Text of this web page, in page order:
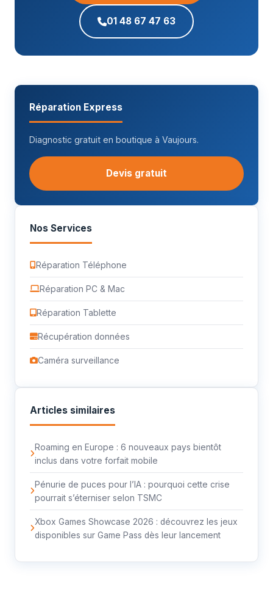
01 48 67 47 63
Réparation Express
Diagnostic gratuit en boutique à Vaujours.
Devis gratuit
Nos Services
Réparation Téléphone
Réparation PC & Mac
Réparation Tablette
Récupération données
Caméra surveillance
Articles similaires
Roaming en Europe : 6 nouveaux pays bientôt
inclus dans votre forfait mobile
Pénurie de puces pour l’IA : pourquoi cette crise
pourrait s’éterniser selon TSMC
Xbox Games Showcase 2026 : découvrez les jeux
disponibles sur Game Pass dès leur lancement